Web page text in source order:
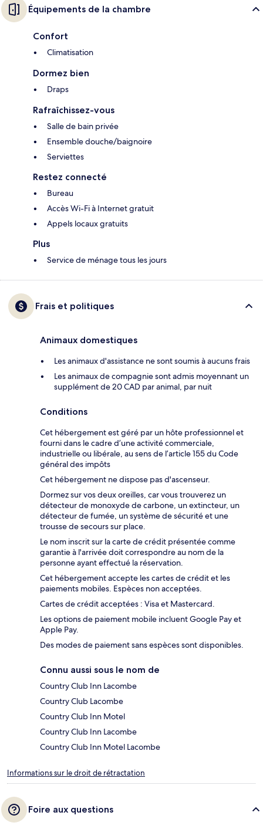
Équipements de la chambre
Confort
Climatisation
Dormez bien
Draps
Rafraîchissez-vous
Salle de bain privée
Ensemble douche/baignoire
Serviettes
Restez connecté
Bureau
Accès Wi-Fi à Internet gratuit
Appels locaux gratuits
Plus
Service de ménage tous les jours
Frais et politiques
Animaux domestiques
Les animaux d'assistance ne sont soumis à aucuns frais
Les animaux de compagnie sont admis moyennant un
supplément de 20 CAD par animal, par nuit
Conditions
Cet hébergement est géré par un hôte professionnel et
fourni dans le cadre d’une activité commerciale,
industrielle ou libérale, au sens de l’article 155 du Code
général des impôts
Cet hébergement ne dispose pas d'ascenseur.
Dormez sur vos deux oreilles, car vous trouverez un
détecteur de monoxyde de carbone, un extincteur, un
détecteur de fumée, un système de sécurité et une
trousse de secours sur place.
Le nom inscrit sur la carte de crédit présentée comme
garantie à l'arrivée doit correspondre au nom de la
personne ayant effectué la réservation.
Cet hébergement accepte les cartes de crédit et les
paiements mobiles. Espèces non acceptées.
Cartes de crédit acceptées : Visa et Mastercard.
Les options de paiement mobile incluent Google Pay et
Apple Pay.
Des modes de paiement sans espèces sont disponibles.
Connu aussi sous le nom de
Country Club Inn Lacombe
Country Club Lacombe
Country Club Inn Motel
Country Club Inn Lacombe
Country Club Inn Motel Lacombe
Informations sur le droit de rétractation
Foire aux questions